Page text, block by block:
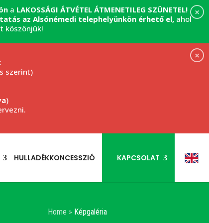
×
a LAKOSSÁGI ÁTVÉTEL ÁTMENETILEG SZÜNETEL!
az Alsónémedi telephelyünkön érhető el, ahol
köszönjük!
×
:
szerint)
)
HULLADÉKKONCESSZIÓ KAPCSOLAT
Home » Képgaléria